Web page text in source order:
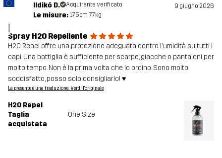
I
Ildikó D. Acquirente verificato 9 giugno 2026
Le misure: 175cm, 77kg
Spray H2O Repellente
H2O Repel offre una protezione adeguata contro l'umidità su tutti i
capi. Una bottiglia è sufficiente per scarpe, giacche o pantaloni per
molto tempo. Non è la prima volta che lo ordino. Sono molto
soddisfatto, posso solo consigliarlo! ♥️
La presente è una traduzione. Verdi l'originale
H2O Repel
Taglia
acquistata
One Size